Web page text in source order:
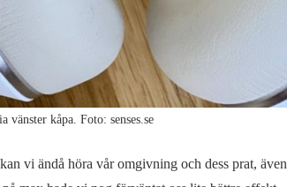
vänster kåpa. Foto: senses.se
vi ändå höra vår omgivning och dess prat, även